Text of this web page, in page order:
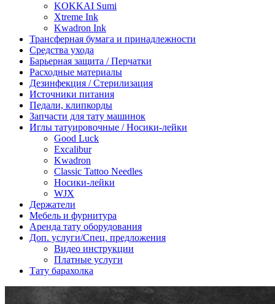
KOKKAI Sumi
Xtreme Ink
Kwadron Ink
Трансферная бумага и принадлежности
Средства ухода
Барьерная защита / Перчатки
Расходные материалы
Дезинфекция / Стерилизация
Источники питания
Педали, клипкорды
Запчасти для тату машинок
Иглы татуировочные / Носики-лейки
Good Luck
Excalibur
Kwadron
Classic Tattoo Needles
Носики-лейки
WJX
Держатели
Мебель и фурнитура
Аренда тату оборудования
Доп. услуги/Спец. предложения
Видео инструкции
Платные услуги
Тату барахолка